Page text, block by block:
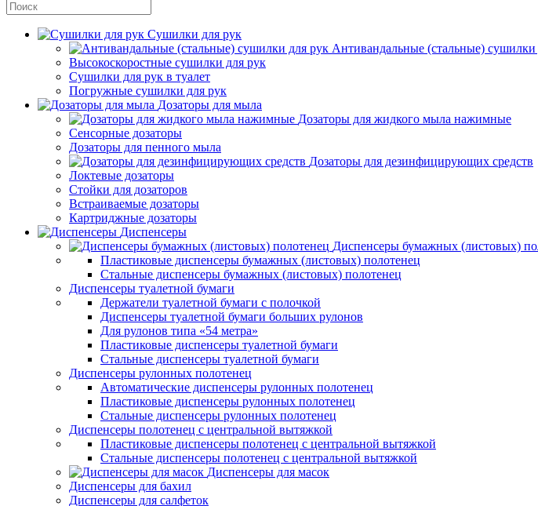
Сушилки для рук
Антивандальные (стальные) сушилки
Высокоскоростные сушилки для рук
Сушилки для рук в туалет
Погружные сушилки для рук
Дозаторы для мыла
Дозаторы для жидкого мыла нажимные
Сенсорные дозаторы
Дозаторы для пенного мыла
Дозаторы для дезинфицирующих средств
Локтевые дозаторы
Стойки для дозаторов
Встраиваемые дозаторы
Картриджные дозаторы
Диспенсеры
Диспенсеры бумажных (листовых)
Пластиковые диспенсеры бумажных (листовых) полотенец
Стальные диспенсеры бумажных (листовых) полотенец
Диспенсеры туалетной бумаги
Держатели туалетной бумаги с полочкой
Диспенсеры туалетной бумаги больших рулонов
Для рулонов типа «54 метра»
Пластиковые диспенсеры туалетной бумаги
Стальные диспенсеры туалетной бумаги
Диспенсеры рулонных полотенец
Автоматические диспенсеры рулонных полотенец
Пластиковые диспенсеры рулонных полотенец
Стальные диспенсеры рулонных полотенец
Диспенсеры полотенец с центральной вытяжкой
Пластиковые диспенсеры полотенец с центральной вытяжкой
Стальные диспенсеры полотенец с центральной вытяжкой
Диспенсеры для масок
Диспенсеры для бахил
Диспенсеры для салфеток